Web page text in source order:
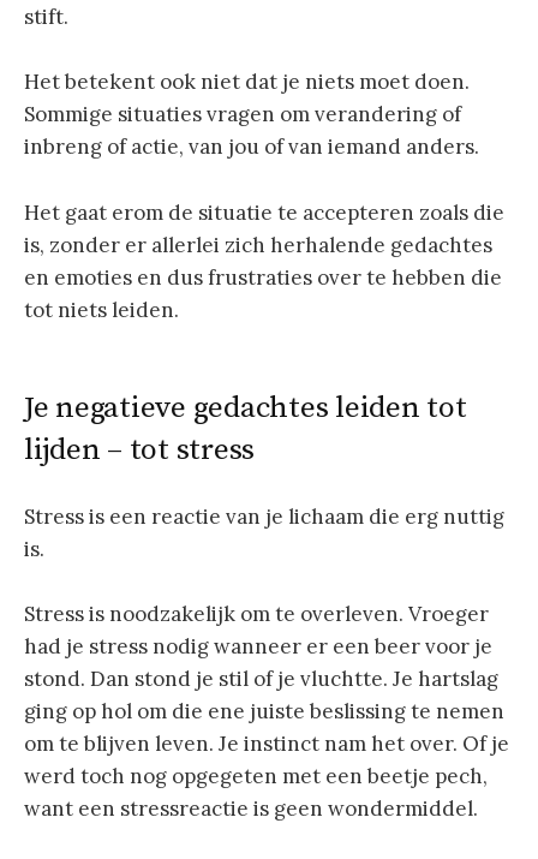
stift.
Het betekent ook niet dat je niets moet doen.
Sommige situaties vragen om verandering of
inbreng of actie, van jou of van iemand anders.
Het gaat erom de situatie te accepteren zoals die
is, zonder er allerlei zich herhalende gedachtes
en emoties en dus frustraties over te hebben die
tot niets leiden.
Je negatieve gedachtes leiden tot
lijden – tot stress
Stress is een reactie van je lichaam die erg nuttig
is.
Stress is noodzakelijk om te overleven. Vroeger
had je stress nodig wanneer er een beer voor je
stond. Dan stond je stil of je vluchtte. Je hartslag
ging op hol om die ene juiste beslissing te nemen
om te blijven leven. Je instinct nam het over. Of je
werd toch nog opgegeten met een beetje pech,
want een stressreactie is geen wondermiddel.